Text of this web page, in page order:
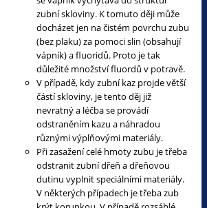
zubní skloviny. K tomuto ději může
docházet jen na čistém povrchu zubu
(bez plaku) za pomoci slin (obsahují
vápník) a fluoridů. Proto je tak
důležité množství fluordů v potravě.
V případě, kdy zubní kaz projde větší
částí skloviny, je tento děj již
nevratný a léčba se provádí
odstraněním kazu a náhradou
různými výplňovými materiály.
Při zasažení celé hmoty zubu je třeba
odstranit zubní dřeň a dřeňovou
dutinu vyplnit speciálními materiály.
V některých případech je třeba zub